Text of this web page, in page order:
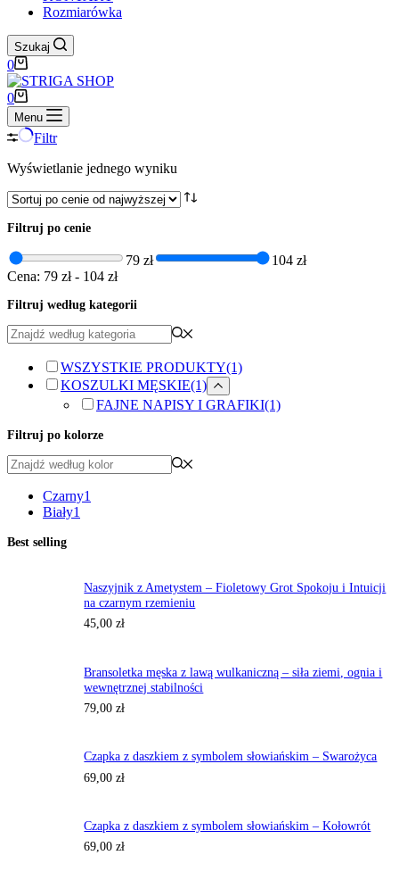
Rozmiarówka
Szukaj
Koszyk
0
Koszyk
0
Menu
Filtr
Wyświetlanie jednego wyniku
Filtruj po cenie
79 zł
104 zł
Cena: 79 zł- 104 zł
Filtruj według kategorii
WSZYSTKIE PRODUKTY(1)
KOSZULKI MĘSKIE(1)
FAJNE NAPISY I GRAFIKI(1)
Filtruj po kolorze
Czarny1
Biały1
Best selling
Naszyjnik z Ametystem – Fioletowy Grot Spokoju i Intuicji
na czarnym rzemieniu
45,00zł
Bransoletka męska z lawą wulkaniczną – siła ziemi, ognia i
wewnętrznej stabilności
79,00zł
Czapka z daszkiem z symbolem słowiańskim – Swarożyca
69,00zł
Czapka z daszkiem z symbolem słowiańskim – Kołowrót
69,00zł